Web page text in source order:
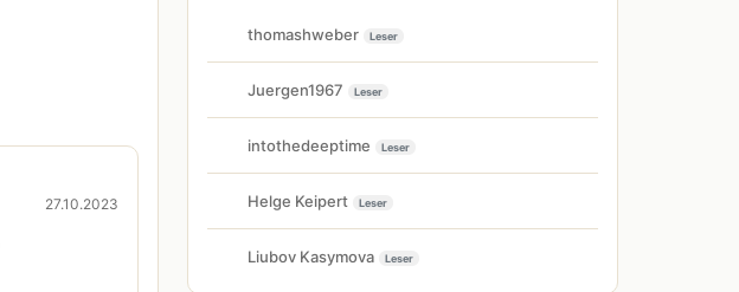
27.10.2023
thomashweber Leser
Juergen1967 Leser
intothedeeptime Leser
Helge Keipert Leser
Liubov Kasymova Leser